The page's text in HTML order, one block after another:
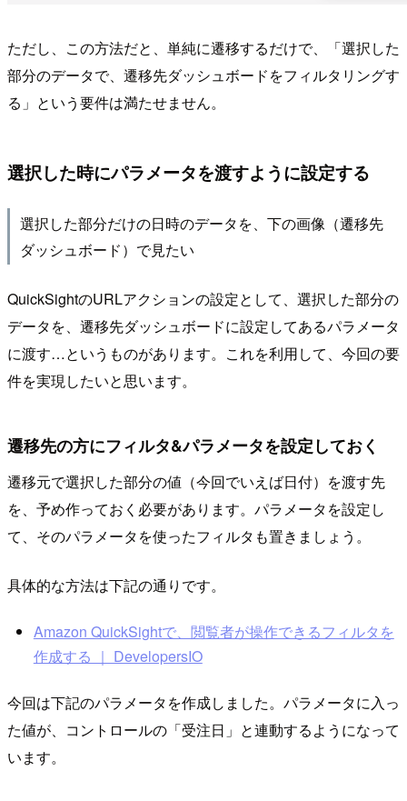
ただし、この方法だと、単純に遷移するだけで、「選択した
部分のデータで、遷移先ダッシュボードをフィルタリングす
る」という要件は満たせません。
選択した時にパラメータを渡すように設定する
選択した部分だけの日時のデータを、下の画像（遷移先
ダッシュボード）で見たい
QuickSightのURLアクションの設定として、選択した部分の
データを、遷移先ダッシュボードに設定してあるパラメータ
に渡す…というものがあります。これを利用して、今回の要
件を実現したいと思います。
遷移先の方にフィルタ&パラメータを設定しておく
遷移元で選択した部分の値（今回でいえば日付）を渡す先
を、予め作っておく必要があります。パラメータを設定し
て、そのパラメータを使ったフィルタも置きましょう。
具体的な方法は下記の通りです。
Amazon QuickSightで、閲覧者が操作できるフィルタを
作成する ｜ DevelopersIO
今回は下記のパラメータを作成しました。パラメータに入っ
た値が、コントロールの「受注日」と連動するようになって
います。